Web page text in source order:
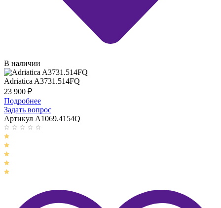
В наличии
Adriatica A3731.514FQ
23 900 ₽
Подробнее
Задать вопрос
Артикул A1069.4154Q